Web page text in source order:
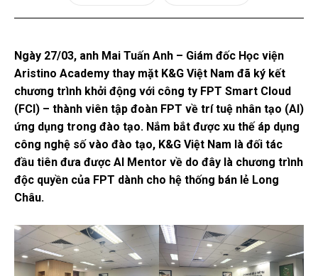
Ngày 27/03, anh Mai Tuấn Anh – Giám đốc Học viện
Aristino Academy thay mặt K&G Việt Nam đã ký kết
chương trình khởi động với công ty FPT Smart Cloud
(FCI) – thành viên tập đoàn FPT về trí tuệ nhân tạo (AI)
ứng dụng trong đào tạo. Nắm bắt được xu thế áp dụng
công nghệ số vào đào tạo, K&G Việt Nam là đối tác
đầu tiên đưa được AI Mentor về do đây là chương trình
độc quyền của FPT dành cho hệ thống bán lẻ Long
Châu.